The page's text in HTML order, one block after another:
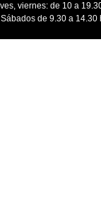
viernes: de 10 a
de 9.30 a 14.30